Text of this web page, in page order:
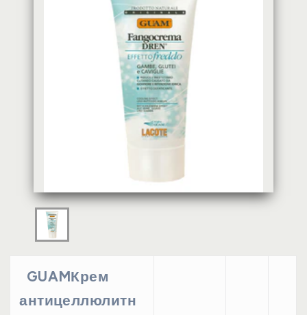
GUAMКрем
антицеллюлитн